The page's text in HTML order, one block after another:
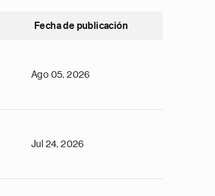
Fecha de publicación
Ago 05, 2026
Jul 24, 2026